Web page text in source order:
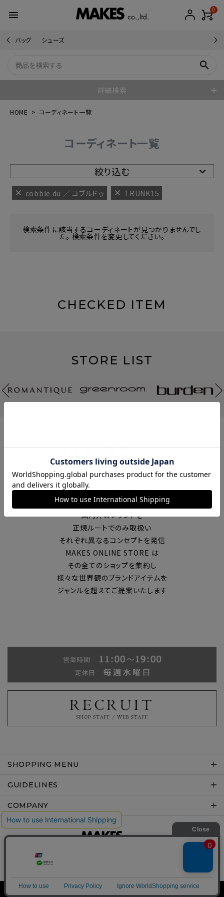
menu 0
バッグ シューズ
search
詳細検索
HOME コーディネート一覧
コーディネート一覧
絞り込む
cobble du ／ コブルドゥ TRUNK15
検索条件に該当するコーディネートが見つかりませんでし
た。 検索条件を変更してください。
CHECKED ITEM
STORE LIST
富山の中心エリアで現在7店舗の
セレクトショップを展開
国内外のブランドを
正規ルートでのみ取扱い
それぞれ異なるコンセプトを発信
MAKES ONLINE STORE は
その全てのショップを集約し
様々な世界観のブランドアイテムを
ジャンルを超えてご提案いたします
SHOPPING MENU
GUIDELINES
COMPANY
Copyright © MAKES co.,ltd .All rights reserved